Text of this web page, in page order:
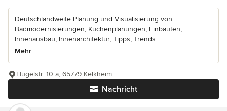
Deutschlandweite Planung und Visualisierung von
Badmodernisierungen, Küchenplanungen, Einbauten,
Innenausbau, Innenarchitektur, Tipps, Trends...
Mehr
Nachricht
Hügelstr. 10 a, 65779 Kelkheim